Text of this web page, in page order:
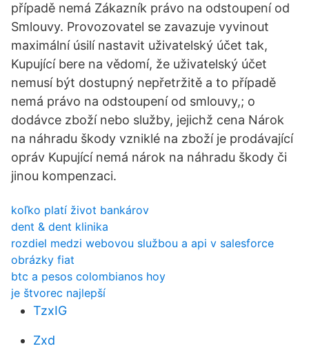
případě nemá Zákazník právo na odstoupení od
Smlouvy. Provozovatel se zavazuje vyvinout
maximální úsilí nastavit uživatelský účet tak,
Kupující bere na vědomí, že uživatelský účet
nemusí být dostupný nepřetržitě a to případě
nemá právo na odstoupení od smlouvy,; o
dodávce zboží nebo služby, jejichž cena Nárok
na náhradu škody vzniklé na zboží je prodávající
opráv Kupující nemá nárok na náhradu škody či
jinou kompenzaci.
koľko platí život bankárov
dent & dent klinika
rozdiel medzi webovou službou a api v salesforce
obrázky fiat
btc a pesos colombianos hoy
je štvorec najlepší
TzxIG
Zxd